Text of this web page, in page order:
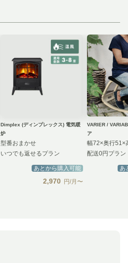
Dimplex (ディンプレックス) 電気暖
炉
型番おまかせ
いつでも返せるプラン
あとから購入可能
2,970 円/月〜
VARIER /
ア
幅72×奥行51×
配送0円プラン
あ